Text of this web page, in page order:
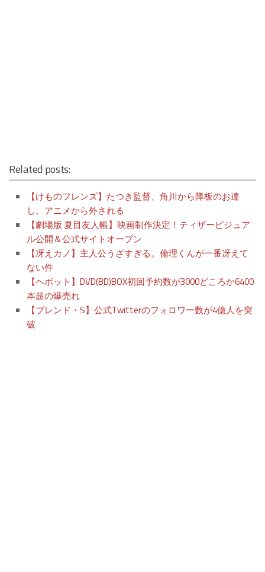
Related posts:
【けものフレンズ】たつき監督、角川から降板のお達
し。アニメから外される
【劇場版 夏目友人帳】映画制作決定！ティザービジュア
ル公開＆公式サイトオープン
【冴えカノ】主人公うざすぎる。倫理くんが一番冴えて
ない件
【ヘボット】DVD(BD)BOX初回予約数が3000どころか6400
本超の爆売れ
【ブレンド・S】公式Twitterのフォロワー数が4億人を突
破